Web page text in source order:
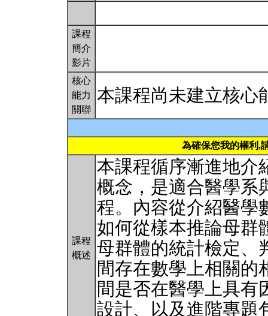
課程
簡介
影片
核心
能力
關聯
本課程尚未建立核心
為確保您我的權利,
課程
概述
本課程循序漸進地介
概念，是適合醫學系
程。內容從介紹醫學
如何從樣本推論母群
母群體的統計檢定、
間存在數學上相關的
間是否在醫學上具有
設計、以及進階專題